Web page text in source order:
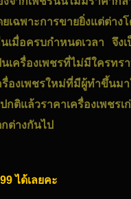
ฉพาะการขายยิ่งแต่ต่างโ
เมื่อครบกำหนดเวลา จึง
รื่องเพชรที่ไม่มีใครทรา
องเพชรใหม่ที่มีผู้ทำขึ้นมา
แล้วราคาเครื่องเพชรเ
ต่างกันไป
ได้เลยคะ